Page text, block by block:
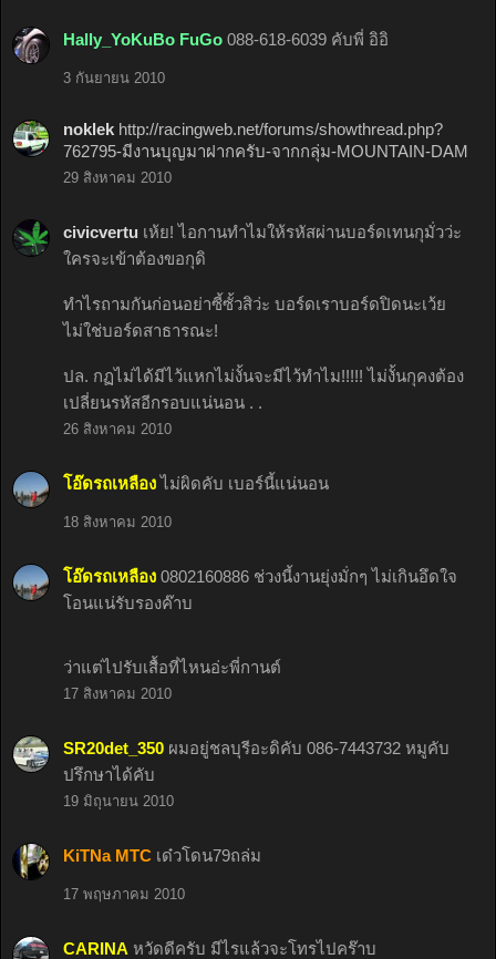
Hally_YoKuBo FuGo 088-618-6039 คับพี่ อิอิ
3 กันยายน 2010
noklek http://racingweb.net/forums/showthread.php?
762795-มีงานบุญมาฝากครับ-จากกลุ่ม-MOUNTAIN-DAM
29 สิงหาคม 2010
civicvertu เห้ย! ไอกานทำไมให้รหัสผ่านบอร์ดเทนกุมั่วว่ะ
ใครจะเข้าต้องขอกุดิ
ทำไรถามกันก่อนอย่าซี้ซั้วสิว่ะ บอร์ดเราบอร์ดปิดนะเว้ย
ไม่ใช่บอร์ดสาธารณะ!
ปล. กฏไม่ได้มีไว้แหกไม่งั้นจะมีไว้ทำไม!!!!! ไม่งั้นกุคงต้อง
เปลี่ยนรหัสอีกรอบแน่นอน . .
26 สิงหาคม 2010
โอ๊ดรถเหลือง ไม่ผิดคับ เบอร์นี้แน่นอน
18 สิงหาคม 2010
โอ๊ดรถเหลือง 0802160886 ช่วงนี้งานยุ่งมั่กๆ ไม่เกินอึดใจ
โอนแน่รับรองค๊าบ
ว่าแต่ไปรับเสื้อที่ไหนอ่ะพี่กานต์
17 สิงหาคม 2010
SR20det_350 ผมอยู่ชลบุรีอะดิคับ 086-7443732 หมูคับ
ปรึกษาได้คับ
19 มิถุนายน 2010
KiTNa MTC เด๋วโดน79ถล่ม
17 พฤษภาคม 2010
CARINA หวัดดีครับ มีไรแล้วจะโทรไปคร๊าบ